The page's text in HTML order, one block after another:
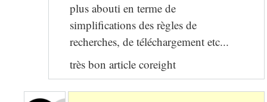
plus abouti en terme de
simplifications des règles de
recherches, de téléchargement etc...
très bon article coreight